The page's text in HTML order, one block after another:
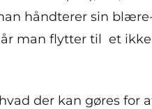
håndterer sin
man flytter til et
der kan gøres for